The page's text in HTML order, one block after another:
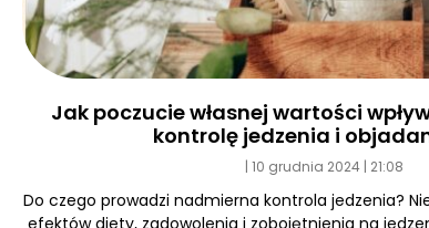
Jak poczucie własnej wartości
kontrolę jedzenia i
10 grudnia 2024 21:08
Do czego prowadzi nadmierna kontrola jedzenia?